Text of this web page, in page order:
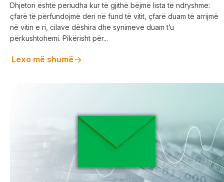
Dhjetori është periudha kur të gjithë bëjmë lista të ndryshme:
çfarë të përfundojmë deri në fund të vitit, çfarë duam të arrijmë
në vitin e ri, cilave dëshira dhe synimeve duam t’u
përkushtohemi. Pikërisht për...
Lexo më shumë